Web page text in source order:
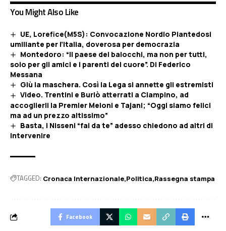
You Might Also Like
UE, Lorefice(M5S): Convocazione Nordio Piantedosi
umiliante per l’Italia, doverosa per democrazia
Montedoro: “Il paese dei balocchi, ma non per tutti,
solo per gli amici e i parenti del cuore”. Di Federico
Messana
Giù la maschera. Così la Lega si annette gli estremisti
Video. Trentini e Burlò atterrati a Ciampino, ad
accoglierli la Premier Meloni e Tajani; “Oggi siamo felici
ma ad un prezzo altissimo”
Basta, i Nisseni “fai da te” adesso chiedono ad altri di
intervenire
TAGGED: Cronaca Internazionale Politica Rassegna stampa
Facebook